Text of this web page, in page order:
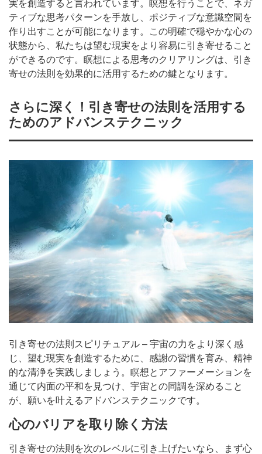
実を創造すると言われています。瞑想を行うことで、ネガ
ティブな思考パターンを手放し、ポジティブな意識空間を
作り出すことが可能になります。この明確で穏やかな心の
状態から、私たちは望む現実をより容易に引き寄せること
ができるのです。瞑想による思考のクリアリングは、引き
寄せの法則を効果的に活用するための鍵となります。
さらに深く！引き寄せの法則を活用する
ためのアドバンステクニック
引き寄せの法則スピリチュアル – 宇宙の力をより深く感
じ、望む現実を創造するために、感謝の習慣を育み、精神
的な清浄を実践しましょう。瞑想とアファーメーションを
通じて内面の平和を見つけ、宇宙との同調を深めること
が、願いを叶えるアドバンステクニックです。
心のバリアを取り除く方法
引き寄せの法則を次のレベルに引き上げたいなら、まず心